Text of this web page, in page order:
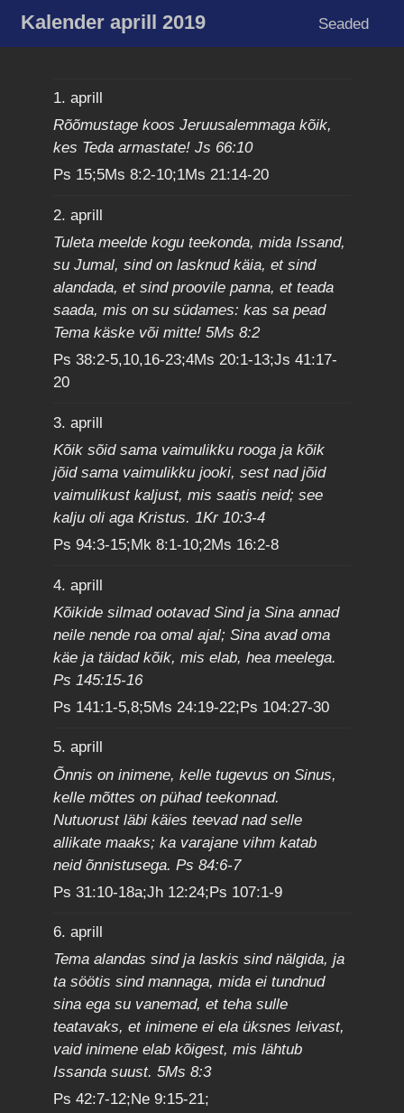
Kalender aprill 2019 Seaded
1. aprill
Rõõmustage koos Jeruusalemmaga kõik,
kes Teda armastate! Js 66:10
Ps 15;5Ms 8:2-10;1Ms 21:14-20
2. aprill
Tuleta meelde kogu teekonda, mida Issand,
su Jumal, sind on lasknud käia, et sind
alandada, et sind proovile panna, et teada
saada, mis on su südames: kas sa pead
Tema käske või mitte! 5Ms 8:2
Ps 38:2-5,10,16-23;4Ms 20:1-13;Js 41:17-
20
3. aprill
Kõik sõid sama vaimulikku rooga ja kõik
jõid sama vaimulikku jooki, sest nad jõid
vaimulikust kaljust, mis saatis neid; see
kalju oli aga Kristus. 1Kr 10:3-4
Ps 94:3-15;Mk 8:1-10;2Ms 16:2-8
4. aprill
Kõikide silmad ootavad Sind ja Sina annad
neile nende roa omal ajal; Sina avad oma
käe ja täidad kõik, mis elab, hea meelega.
Ps 145:15-16
Ps 141:1-5,8;5Ms 24:19-22;Ps 104:27-30
5. aprill
Õnnis on inimene, kelle tugevus on Sinus,
kelle mõttes on pühad teekonnad.
Nutuorust läbi käies teevad nad selle
allikate maaks; ka varajane vihm katab
neid õnnistusega. Ps 84:6-7
Ps 31:10-18a;Jh 12:24;Ps 107:1-9
6. aprill
Tema alandas sind ja laskis sind nälgida, ja
ta söötis sind mannaga, mida ei tundnud
sina ega su vanemad, et teha sulle
teatavaks, et inimene ei ela üksnes leivast,
vaid inimene elab kõigest, mis lähtub
Issanda suust. 5Ms 8:3
Ps 42:7-12;Ne 9:15-21;